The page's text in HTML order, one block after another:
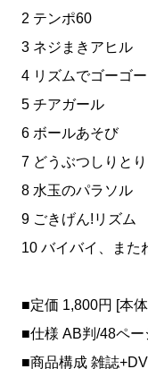
2 テンポ60
3 ネジまきアヒル
4 リズムでゴーゴー
5 チアガール
6 ボールあそび
7 どうぶつしりとり
8 水玉のパラソル
9 ごきげん!リズム
10 バイバイ、また
■定価 1,800円 [本
■仕様 AB判/48ペー
■商品構成 雑誌